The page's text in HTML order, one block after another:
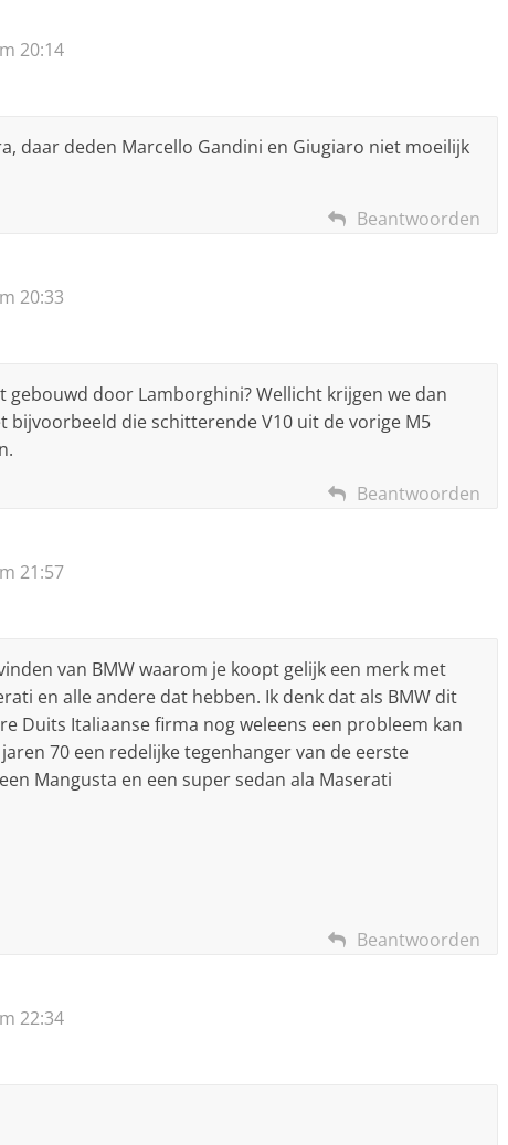
20:14
daar deden Marcello Gandini en Giugiaro niet moeilijk
Beantwoorden
20:33
gebouwd door Lamborghini? Wellicht krijgen we dan
bijvoorbeeld die schitterende V10 uit de vorige M5
Beantwoorden
21:57
van BMW waarom je koopt gelijk een merk met
en alle andere dat hebben. Ik denk dat als BMW dit
Duits Italiaanse firma nog weleens een probleem kan
70 een redelijke tegenhanger van de eerste
Mangusta en een super sedan ala Maserati
Beantwoorden
22:34